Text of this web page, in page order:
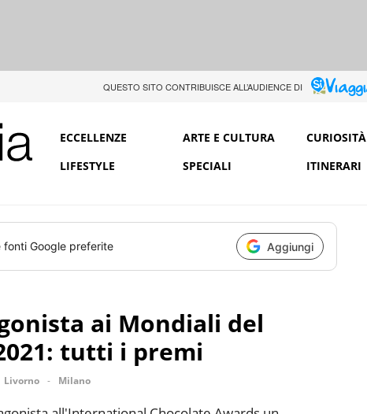
QUESTO SITO CONTRIBUISCE ALL’AUDIENCE DI
ECCELLENZE ARTE E CULTURA CURIOSITÀ
LIFESTYLE
SPECIALI ITINERARI
fonti Google preferite Aggiungi
ai Mondiali del
tutti i premi
Livorno Milano